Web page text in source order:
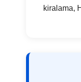
kiralama,